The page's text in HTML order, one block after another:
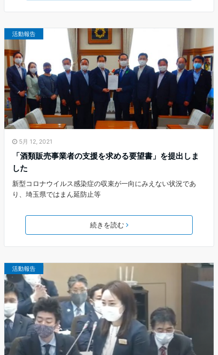
活動報告
5月 12, 2021
「酒類販売事業者の支援を求める要望書」を提出しま
した
新型コロナウイルス感染症の収束が一向にみえない状況であ
り、埼玉県ではまん延防止等
続きを読む
活動報告